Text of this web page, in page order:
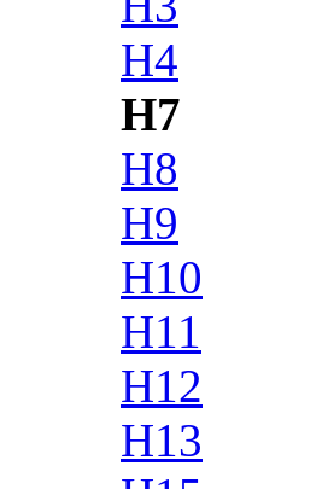
H4
H7
H8
H9
H10
H11
H12
H13